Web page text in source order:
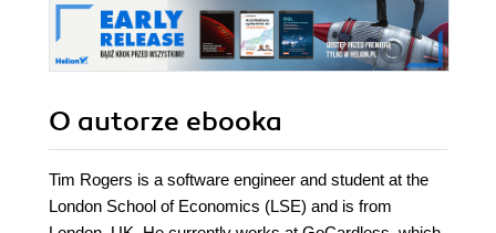
O autorze ebooka
Tim Rogers is a software engineer and student at the
London School of Economics (LSE) and is from